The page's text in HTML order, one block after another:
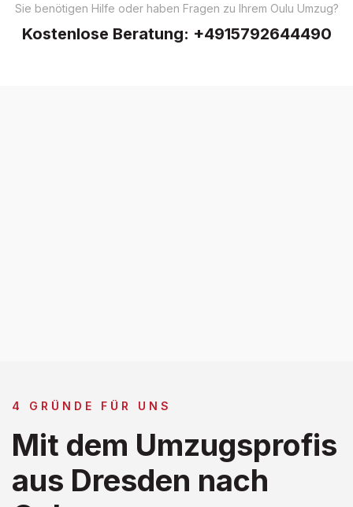
Sie benötigen Hilfe oder haben Fragen zu Ihrem Oulu Umzug?
Kostenlose Beratung: +4915792644490
4 GRÜNDE FÜR UNS
Mit dem Umzugsprofis
aus Dresden nach